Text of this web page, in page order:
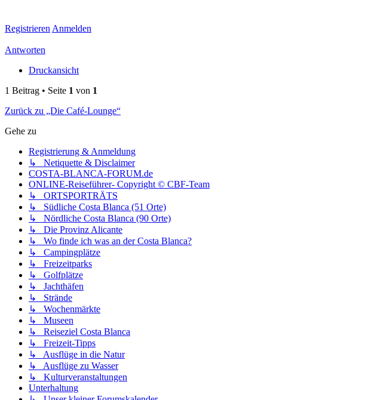
Registrieren Anmelden
Antworten
Druckansicht
1 Beitrag • Seite 1 von 1
Zurück zu „Die Café-Lounge“
Gehe zu
Registrierung & Anmeldung
↳ Netiquette & Disclaimer
COSTA-BLANCA-FORUM.de
ONLINE-Reiseführer- Copyright © CBF-Team
↳ ORTSPORTRÄTS
↳ Südliche Costa Blanca (51 Orte)
↳ Nördliche Costa Blanca (90 Orte)
↳ Die Provinz Alicante
↳ Wo finde ich was an der Costa Blanca?
↳ Campingplätze
↳ Freizeitparks
↳ Golfplätze
↳ Jachthäfen
↳ Strände
↳ Wochenmärkte
↳ Museen
↳ Reiseziel Costa Blanca
↳ Freizeit-Tipps
↳ Ausflüge in die Natur
↳ Ausflüge zu Wasser
↳ Kulturveranstaltungen
Unterhaltung